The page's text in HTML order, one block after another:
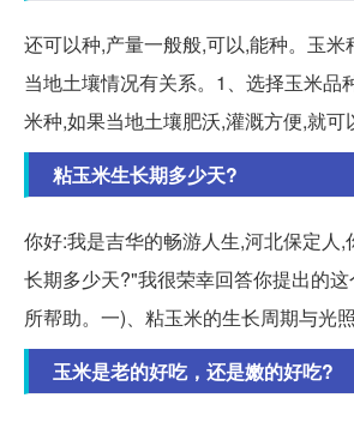
还可以种,产量一般般,可以,能种。玉
当地土壤情况有关系。1、选择玉米品
米种,如果当地土壤肥沃,灌溉方便,就可
粘玉米生长期多少天?
你好:我是吉华的畅游人生,河北保定人,
长期多少天?"我很荣幸回答你提出的
所帮助。一)、粘玉米的生长周期与光照
玉米是老的好吃，还是嫩的好吃?